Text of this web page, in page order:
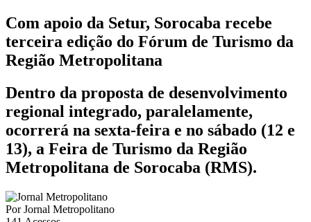
Com apoio da Setur, Sorocaba recebe
terceira edição do Fórum de Turismo da
Região Metropolitana
Dentro da proposta de desenvolvimento
regional integrado, paralelamente,
ocorrerá na sexta-feira e no sábado (12 e
13), a Feira de Turismo da Região
Metropolitana de Sorocaba (RMS).
PorJornal Metropolitano